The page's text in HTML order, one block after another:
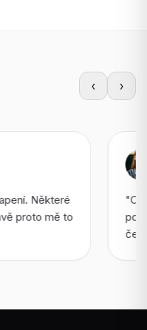
‹ ›
komunikace byla v
než jsem